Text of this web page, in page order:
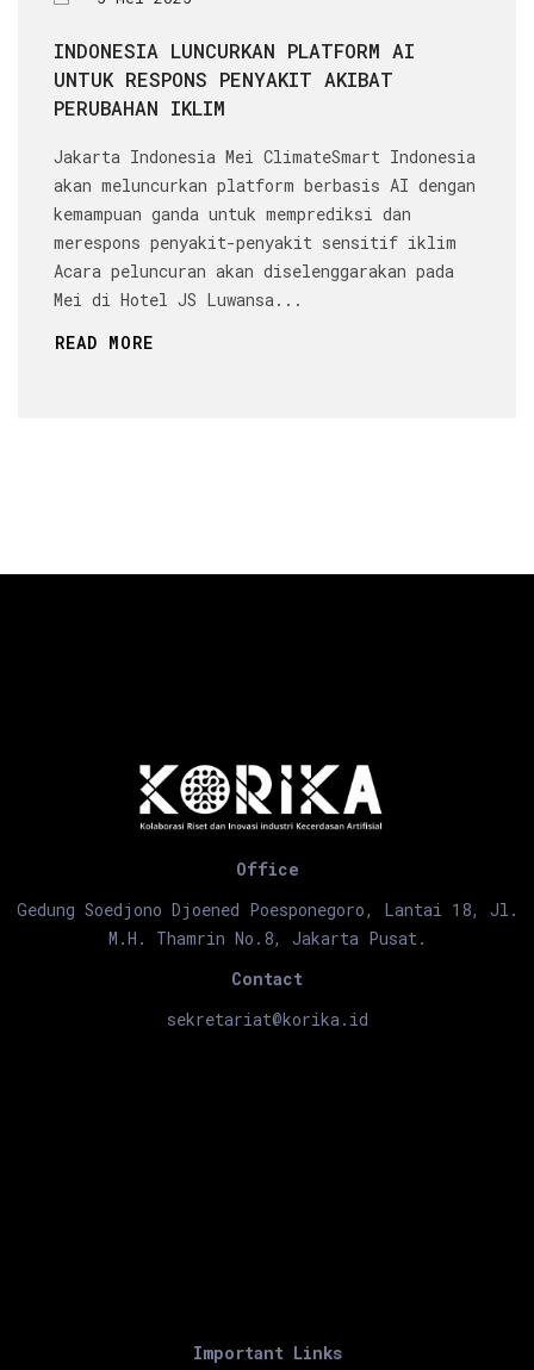
INDONESIA LUNCURKAN PLATFORM AI
UNTUK RESPONS PENYAKIT AKIBAT
PERUBAHAN IKLIM
Jakarta Indonesia Mei ClimateSmart Indonesia
akan meluncurkan platform berbasis AI dengan
kemampuan ganda untuk memprediksi dan
merespons penyakit-penyakit sensitif iklim
Acara peluncuran akan diselenggarakan pada
Mei di Hotel JS Luwansa...
READ MORE
Office
Gedung Soedjono Djoened Poesponegoro, Lantai 18, Jl.
M.H. Thamrin No.8, Jakarta Pusat.
Contact
sekretariat@korika.id
Important Links